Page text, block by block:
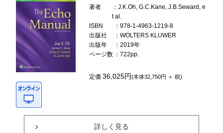
著者
：J.K.Oh, G.C.Kane, J.B.Seward, e
t al.
ISBN
：978-1-4963-1219-8
出版社
：WOLTERS KLUWER
出版年
：2019年
ページ数 ：722pp.
定価36,025円(本体32,750円 ＋ 税)
詳しく見る